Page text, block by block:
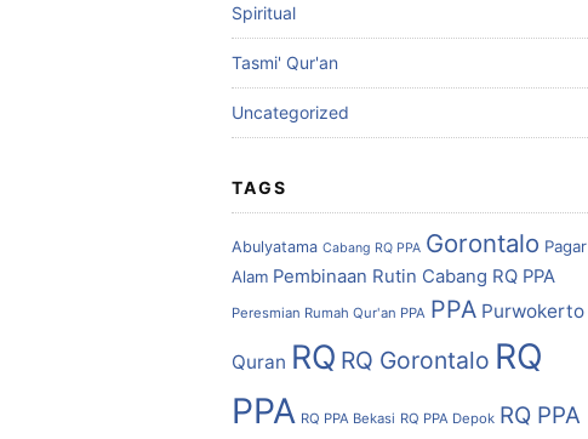
Spiritual
Tasmi' Qur'an
Uncategorized
TAGS
Abulyatama Cabang RQ PPA Gorontalo Pagar
Alam Pembinaan Rutin Cabang RQ PPA
Peresmian Rumah Qur'an PPA PPA Purwokerto
Quran RQ RQ Gorontalo RQ
PPA RQ PPA Bekasi RQ PPA Depok RQ PPA